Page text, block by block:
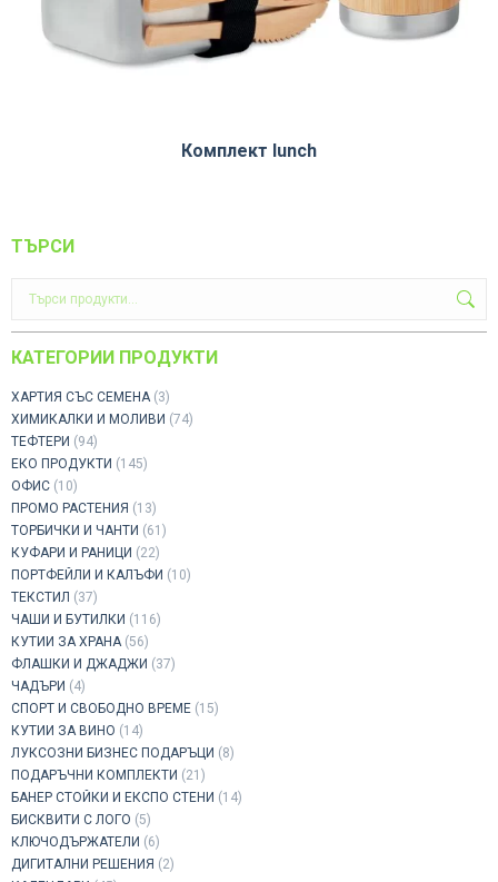
Комплект lunch
ТЪРСИ
КАТЕГОРИИ ПРОДУКТИ
ХАРТИЯ СЪС СЕМЕНА (3)
ХИМИКАЛКИ И МОЛИВИ (74)
ТЕФТЕРИ (94)
ЕКО ПРОДУКТИ (145)
ОФИС (10)
ПРОМО РАСТЕНИЯ (13)
ТОРБИЧКИ И ЧАНТИ (61)
КУФАРИ И РАНИЦИ (22)
ПОРТФЕЙЛИ И КАЛЪФИ (10)
ТЕКСТИЛ (37)
ЧАШИ И БУТИЛКИ (116)
КУТИИ ЗА ХРАНА (56)
ФЛАШКИ И ДЖАДЖИ (37)
ЧАДЪРИ (4)
СПОРТ И СВОБОДНО ВРЕМЕ (15)
КУТИИ ЗА ВИНО (14)
ЛУКСОЗНИ БИЗНЕС ПОДАРЪЦИ (8)
ПОДАРЪЧНИ КОМПЛЕКТИ (21)
БАНЕР СТОЙКИ И ЕКСПО СТЕНИ (14)
БИСКВИТИ С ЛОГО (5)
КЛЮЧОДЪРЖАТЕЛИ (6)
ДИГИТАЛНИ РЕШЕНИЯ (2)